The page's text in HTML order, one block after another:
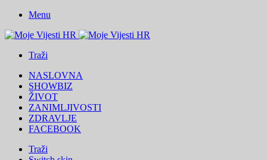
Menu
Traži
NASLOVNA
SHOWBIZ
ŽIVOT
ZANIMLJIVOSTI
ZDRAVLJE
FACEBOOK
Traži